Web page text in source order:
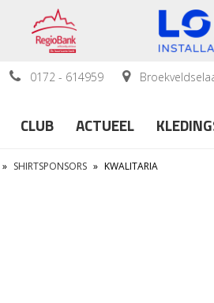
0172 - 614959
CLUB ACTUEEL
» SHIRTSPONSORS » KWALITARIA